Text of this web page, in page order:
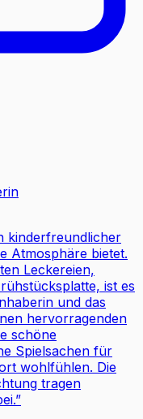
kinderfreundlicher
Atmosphäre bietet.
Leckereien,
ist es
und das
hervorragenden
schöne
Spielsachen für
wohlfühlen. Die
tragen
”